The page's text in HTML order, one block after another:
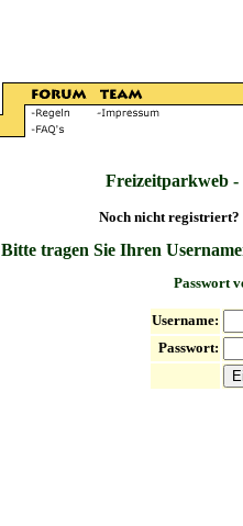
Freizeitparkweb
Noch nicht registriert?
Bitte tragen Sie Ihren
Passwort
Username:
Passwort: